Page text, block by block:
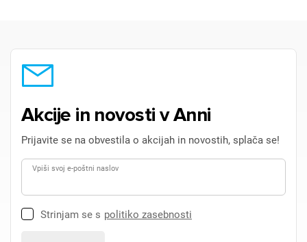
Akcije in novosti v Anni
Prijavite se na obvestila o akcijah in novostih, splača se!
Vpiši svoj e-poštni naslov
Strinjam se s politiko zasebnosti